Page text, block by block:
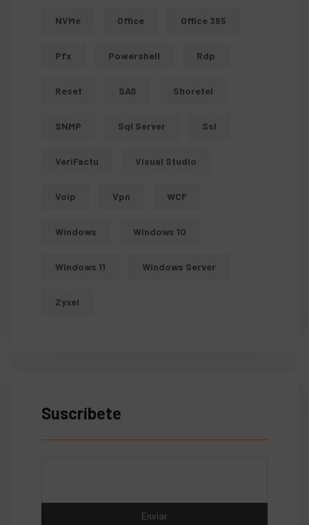
NVMe Office Office 365
Pfx Powershell Rdp
Reset SAS Shoretel
SNMP Sql Server Ssl
VeriFactu Visual Studio
Voip Vpn WCF
Windows Windows 10
Windows 11 Windows Server
Zyxel
Suscríbete